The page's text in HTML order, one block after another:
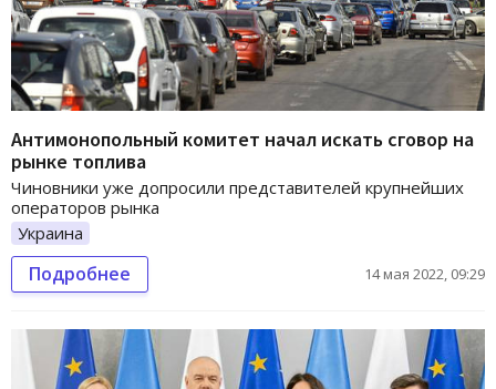
Антимонопольный комитет начал искать сговор на
рынке топлива
Чиновники уже допросили представителей крупнейших
операторов рынка
Украина
Подробнее 14 мая 2022, 09:29